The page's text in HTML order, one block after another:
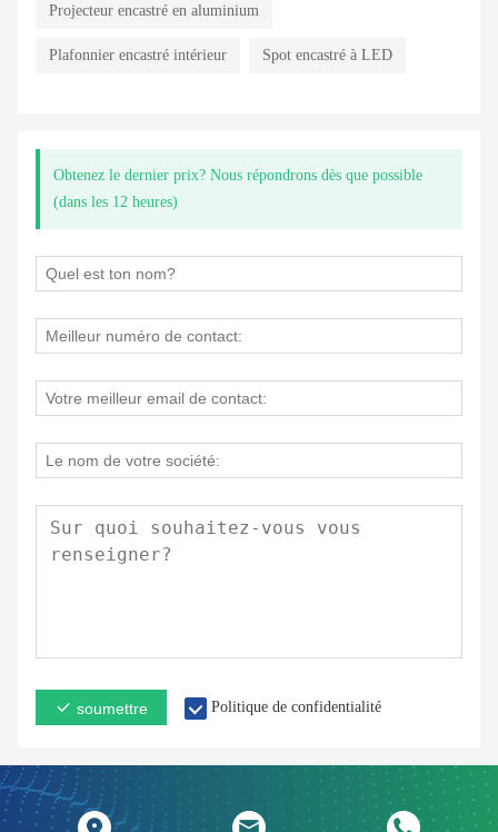
Projecteur encastré en aluminium
Plafonnier encastré intérieur Spot encastré à LED
Obtenez le dernier prix? Nous répondrons dès que possible
(dans les 12 heures)
soumettre Politique de confidentialité